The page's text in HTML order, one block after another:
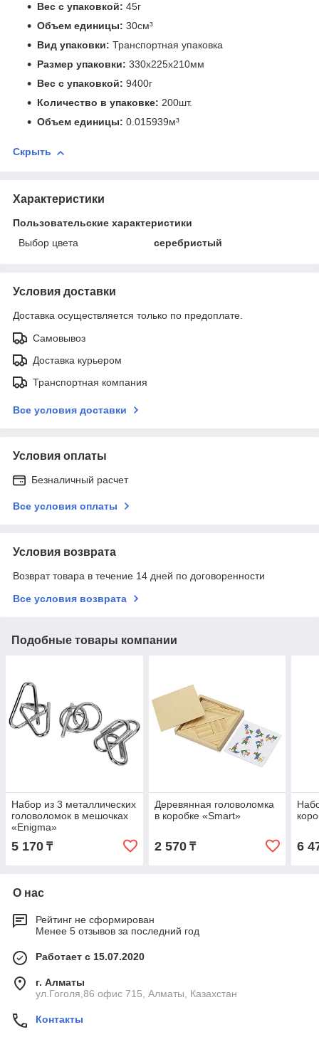
Вес с упаковкой: 45г
Объем единицы: 30см³
Вид упаковки: Транспортная упаковка
Размер упаковки: 330x225x210мм
Вес с упаковкой: 9400г
Количество в упаковке: 200шт.
Объем единицы: 0.015939м³
Скрыть
Характеристики
Пользовательские характеристики
Выбор цвета
серебристый
Условия доставки
Доставка осуществляется только по предоплате.
Самовывоз
Доставка курьером
Транспортная компания
Все условия доставки
Условия оплаты
Безналичный расчет
Все условия оплаты
Условия возврата
Возврат товара в течение 14 дней по договоренности
Все условия возврата
Подобные товары компании
Набор из 3 металлических
головоломок в мешочках
«Enigma»
5 170 ₸
Деревянная головоломка
в коробке «Smart»
2 570₸ 6
О нас
Рейтинг не сформирован
Менее 5 отзывов за последний год
Работает с 15.07.2020
г. Алматы
ул.Гоголя,86 офис 715, Алматы, Казахстан
Контакты